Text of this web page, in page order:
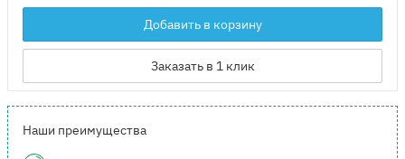
Добавить в корзину
Заказать в 1 клик
Наши преимущества